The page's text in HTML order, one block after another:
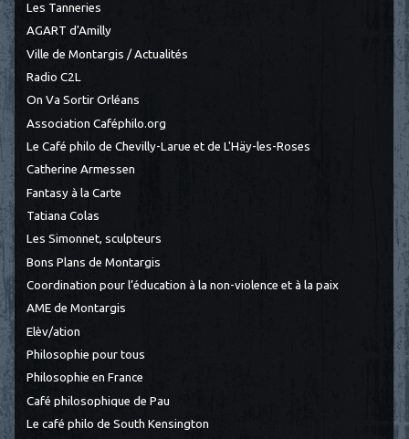
Les Tanneries
AGART d'Amilly
Ville de Montargis / Actualités
Radio C2L
On Va Sortir Orléans
Association Caféphilo.org
Le Café philo de Chevilly-Larue et de L'Häy-les-Roses
Catherine Armessen
Fantasy à la Carte
Tatiana Colas
Les Simonnet, sculpteurs
Bons Plans de Montargis
Coordination pour l’éducation à la non-violence et à la paix
AME de Montargis
Elèv/ation
Philosophie pour tous
Philosophie en France
Café philosophique de Pau
Le café philo de South Kensington